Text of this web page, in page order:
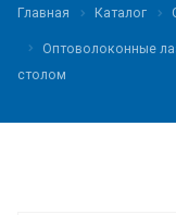
Главная Каталог
Оптоволоконные
столом